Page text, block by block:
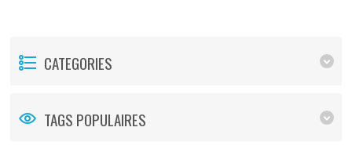
CATEGORIES
TAGS POPULAIRES